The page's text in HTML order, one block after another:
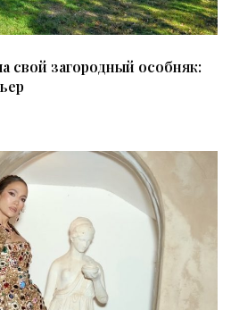
свой загородный особняк: